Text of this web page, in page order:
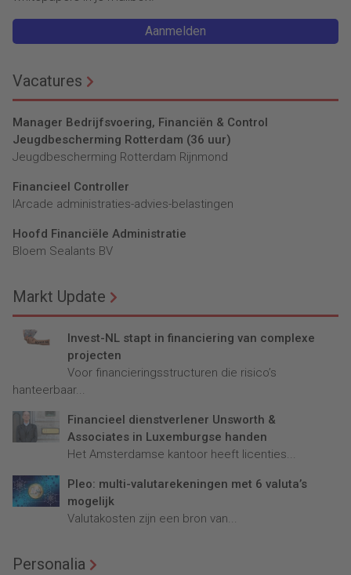
Aanmelden
Vacatures
Manager Bedrijfsvoering, Financiën & Control
Jeugdbescherming Rotterdam (36 uur)
Jeugdbescherming Rotterdam Rijnmond
Financieel Controller
lArcade administraties-advies-belastingen
Hoofd Financiële Administratie
Bloem Sealants BV
Markt Update
Invest-NL stapt in financiering van complexe
projecten
Voor financieringsstructuren die risico’s
hanteerbaar...
Financieel dienstverlener Unsworth &
Associates in Luxemburgse handen
Het Amsterdamse kantoor heeft licenties...
Pleo: multi-valutarekeningen met 6 valuta’s
mogelijk
Valutakosten zijn een bron van...
Personalia